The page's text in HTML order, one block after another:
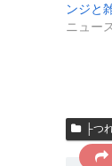
ンジと
ニュー
├つ